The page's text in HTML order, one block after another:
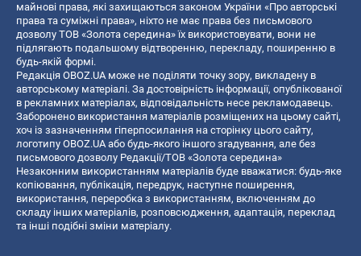
майнові права, які захищаються законом України «Про авторські
права та суміжні права», ніхто не має права без письмового
дозволу ТОВ «Золота середина» їх використовувати, вони не
підлягають подальшому відтворенню, перекладу, поширенню в
будь-якій формі.
Редакція OBOZ.UA може не поділяти точку зору, викладену в
авторському матеріалі. За достовірність інформації, опублікованої
в рекламних матеріалах, відповідальність несе рекламодавець.
Заборонено використання матеріалів розміщених на цьому сайті,
хоч із зазначенням гіперпосилання на сторінку цього сайту,
логотипу OBOZ.UA або будь-якого іншого згадування, але без
письмового дозволу Редакції/ТОВ «Золота середина»
Незаконним використанням матеріалів буде вважатися: будь-яке
копiювання, публiкацiя, передрук, наступне поширення,
використання, переробка з використанням, включенням до
складу інших матеріалів, розповсюдження, адаптація, переклад
та інші подібні зміни матеріалу.